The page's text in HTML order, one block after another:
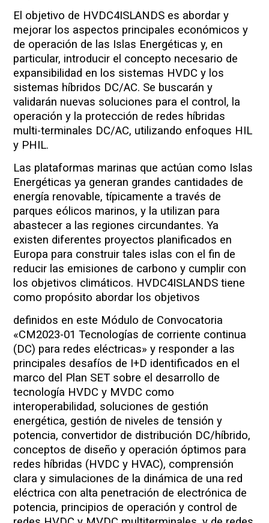
El objetivo de HVDC4ISLANDS es abordar y
mejorar los aspectos principales económicos y
de operación de las Islas Energéticas y, en
particular, introducir el concepto necesario de
expansibilidad en los sistemas HVDC y los
sistemas híbridos DC/AC. Se buscarán y
validarán nuevas soluciones para el control, la
operación y la protección de redes híbridas
multi-terminales DC/AC, utilizando enfoques HIL
y PHIL.
Las plataformas marinas que actúan como Islas
Energéticas ya generan grandes cantidades de
energía renovable, típicamente a través de
parques eólicos marinos, y la utilizan para
abastecer a las regiones circundantes. Ya
existen diferentes proyectos planificados en
Europa para construir tales islas con el fin de
reducir las emisiones de carbono y cumplir con
los objetivos climáticos. HVDC4ISLANDS tiene
como propósito abordar los objetivos
definidos en este Módulo de Convocatoria
«CM2023-01 Tecnologías de corriente continua
(DC) para redes eléctricas» y responder a las
principales desafíos de I+D identificados en el
marco del Plan SET sobre el desarrollo de
tecnología HVDC y MVDC como
interoperabilidad, soluciones de gestión
energética, gestión de niveles de tensión y
potencia, convertidor de distribución DC/híbrido,
conceptos de diseño y operación óptimos para
redes híbridas (HVDC y HVAC), comprensión
clara y simulaciones de la dinámica de una red
eléctrica con alta penetración de electrónica de
potencia, principios de operación y control de